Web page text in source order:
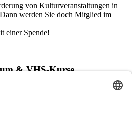
von Kulturveranstaltungen in
werden Sie doch Mitglied im
einer Spende!
& VHS-Kurse